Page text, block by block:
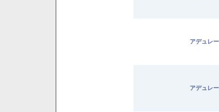
アデュレ
アデュレ